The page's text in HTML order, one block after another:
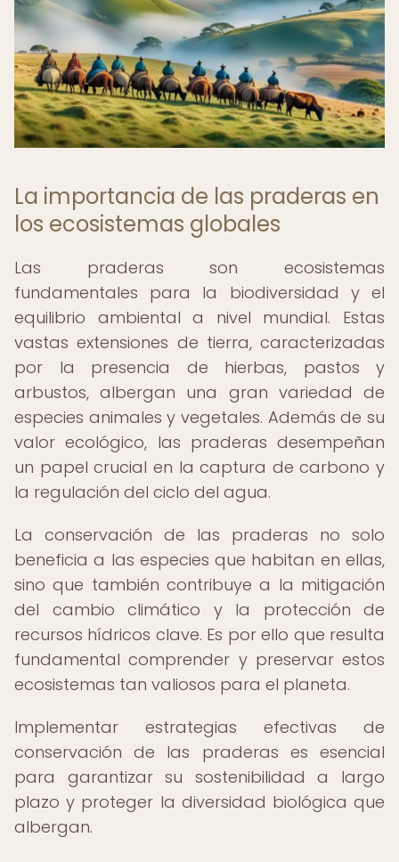
La importancia de las praderas en
los ecosistemas globales
Las praderas son ecosistemas
fundamentales para la biodiversidad y el
equilibrio ambiental a nivel mundial. Estas
vastas extensiones de tierra, caracterizadas
por la presencia de hierbas, pastos y
arbustos, albergan una gran variedad de
especies animales y vegetales. Además de su
valor ecológico, las praderas desempeñan
un papel crucial en la captura de carbono y
la regulación del ciclo del agua.
La conservación de las praderas no solo
beneficia a las especies que habitan en ellas,
sino que también contribuye a la mitigación
del cambio climático y la protección de
recursos hídricos clave. Es por ello que resulta
fundamental comprender y preservar estos
ecosistemas tan valiosos para el planeta.
Implementar estrategias efectivas de
conservación de las praderas es esencial
para garantizar su sostenibilidad a largo
plazo y proteger la diversidad biológica que
albergan.